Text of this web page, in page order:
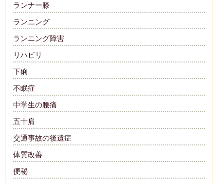
ランナー膝
ランニング
ランニング障害
リハビリ
下痢
不眠症
中学生の腰痛
五十肩
交通事故の後遺症
体質改善
便秘